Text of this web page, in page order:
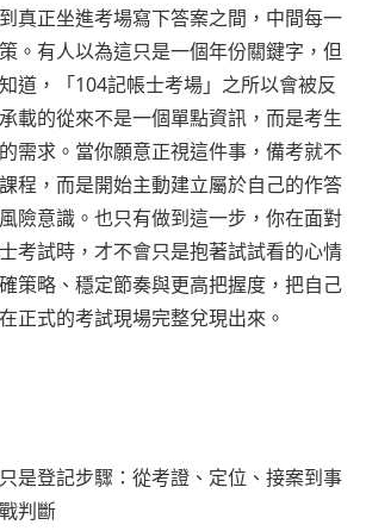
真正坐進考場寫下答案之間，中間每一
。有人以為這只是一個年份關鍵字，但
道，「104記帳士考場」之所以會被反
載的從來不是一個單點資訊，而是考生
需求。當你願意正視這件事，備考就不
程，而是開始主動建立屬於自己的作答
險意識。也只有做到這一步，你在面對
考試時，才不會只是抱著試試看的心情
策略、穩定節奏與更高把握度，把自己
正式的考試現場完整兌現出來。
是登記步驟：從考證、定位、接案到事
判斷